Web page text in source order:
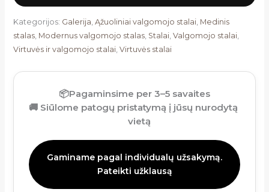
Kategorijos: Galerija, Ąžuoliniai valgomojo stalai, Medinis
stalas, Modernus valgomojo stalas, Stalai, Valgomojo stalai,
Virtuvės ir valgomojo stalai, Virtuvės stalai
📦Pagaminsime per 3–5 savaites
🚚 Siūlome patogų pristatymą į jūsų nurodytą
vietą
Gaminame pagal individualų užsakymą.
Pateikti užklausą